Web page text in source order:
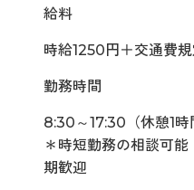
給料
時給1250円＋交通費
勤務時間
8:30～17:30（休憩1
＊時短勤務の相談可
期歓迎